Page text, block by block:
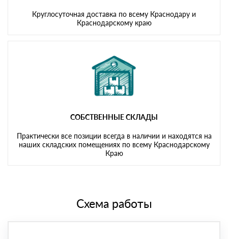
Круглосуточная доставка по всему Краснодару и
Краснодарскому краю
СОБСТВЕННЫЕ СКЛАДЫ
Практически все позиции всегда в наличии и находятся на
наших складских помещениях по всему Краснодарскому
Краю
Схема работы